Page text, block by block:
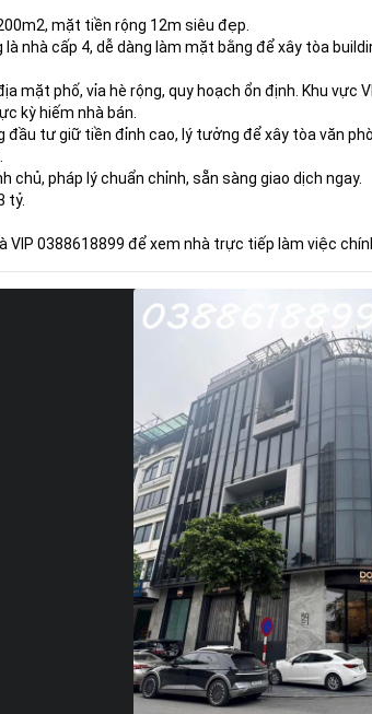
200m2, mặt tiền rộng 12m siêu đẹp.
là nhà cấp 4, dễ dàng làm mặt bằng để xây tòa
địa mặt phố, vỉa hè rộng, quy hoạch ổn định. Khu
kỳ hiếm nhà bán.
đầu tư giữ tiền đỉnh cao, lý tưởng để xây tòa văn
chủ, pháp lý chuẩn chỉnh, sẵn sàng giao dịch ngay.
tỷ.
VIP 0388618899 để xem nhà trực tiếp làm việc